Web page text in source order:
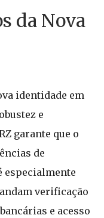
da Nova
identidade em
e
garante que o
de
especialmente
verificação
e acesso